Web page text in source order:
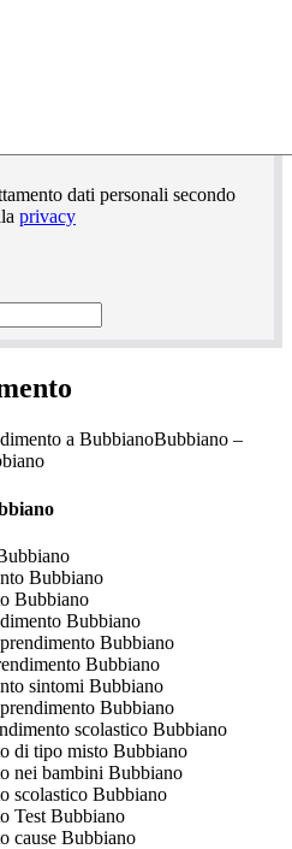
dati personali secondo
privacy
Bubbiano –
Bubbiano
Bubbiano
Bubbiano
Bubbiano
Bubbiano
sintomi Bubbiano
Bubbiano
scolastico Bubbiano
di tipo misto Bubbiano
nei bambini Bubbiano
scolastico Bubbiano
Test Bubbiano
cause Bubbiano